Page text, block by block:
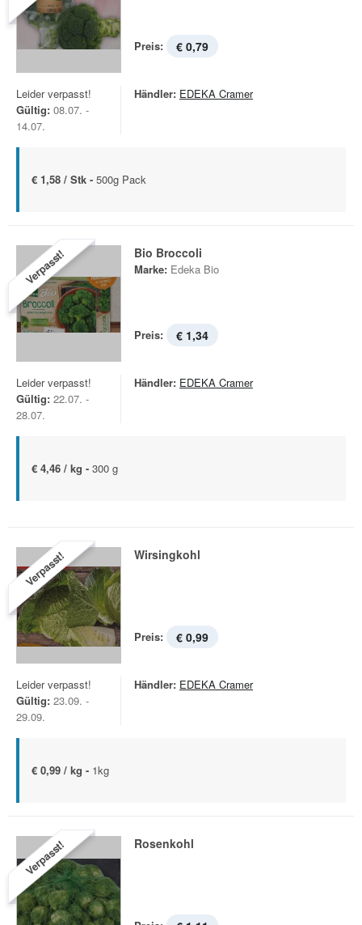
Preis: € 0,79
Leider verpasst!
Gültig: 08.07. -
14.07.
Händler: EDEKA Cramer
€ 1,58 / Stk - 500g Pack
Verpasst! Bio Broccoli
Marke: Edeka Bio
Preis: € 1,34
Leider verpasst!
Gültig: 22.07. -
28.07.
Händler: EDEKA Cramer
€ 4,46 / kg - 300 g
Verpasst! Wirsingkohl
Preis: € 0,99
Leider verpasst!
Gültig: 23.09. -
29.09.
Händler: EDEKA Cramer
€ 0,99 / kg - 1kg
Verpasst! Rosenkohl